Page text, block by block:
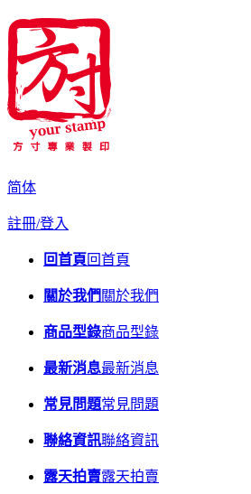
简体
註冊/登入
回首頁回首頁
關於我們 關於我們
商品型錄商品型錄
最新消息最新消息
常見問題常見問題
聯絡資訊聯絡資訊
露天拍賣露天拍賣